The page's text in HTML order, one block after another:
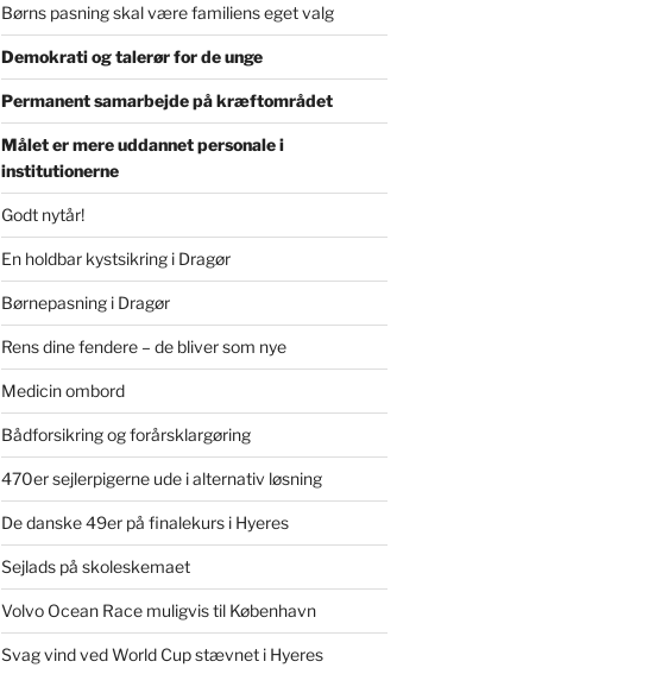
Børns pasning skal være familiens eget valg
Demokrati og talerør for de unge
Permanent samarbejde på kræftområdet
Målet er mere uddannet personale i
institutionerne
Godt nytår!
En holdbar kystsikring i Dragør
Børnepasning i Dragør
Rens dine fendere – de bliver som nye
Medicin ombord
Bådforsikring og forårsklargøring
470er sejlerpigerne ude i alternativ løsning
De danske 49er på finalekurs i Hyeres
Sejlads på skoleskemaet
Volvo Ocean Race muligvis til København
Svag vind ved World Cup stævnet i Hyeres